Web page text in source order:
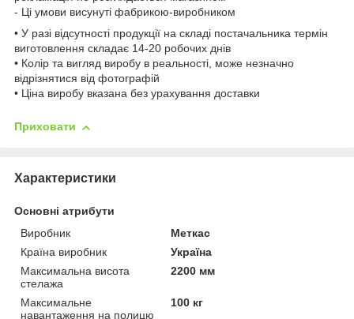
- Ці умови висунуті фабрикою-виробником
• У разі відсутності продукції на складі постачальника термін
виготовлення складає 14-20 робочих днів
• Колір та вигляд виробу в реальності, може незначно
відрізнятися від фотографій
• Ціна виробу вказана без урахування доставки
Приховати
Характеристики
Основні атрибути
Виробник
Меткас
Країна виробник
Україна
Максимальна висота
стелажа
2200 мм
Максимальне
навантаження на полицю
100 кг